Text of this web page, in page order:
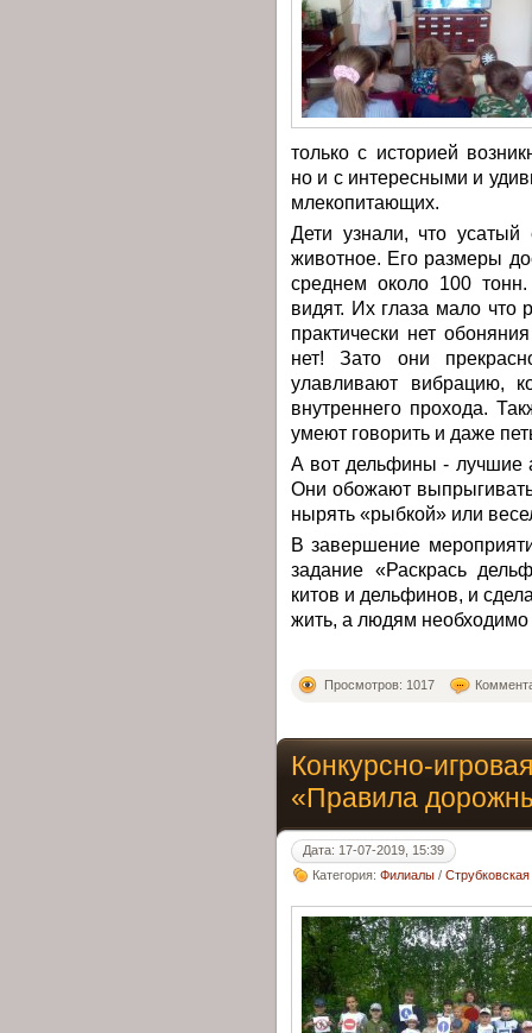
только с историей
но и с интересными и
млекопитающих.
Дети узнали, что
животное. Его размеры
среднем около 100
видят. Их глаза мало что
практически нет
нет! Зато они
улавливают вибрацию,
внутреннего прохода.
умеют говорить и даже
А вот дельфины - лучшие
Они обожают
нырять «рыбкой» или
В завершение
задание «Раскрась
китов и дельфинов, и
жить, а людям
Просмотров: 1017
Конкурсно-
«Правила
Дата: 17-07-2019, 15:39
Категория: Филиалы /